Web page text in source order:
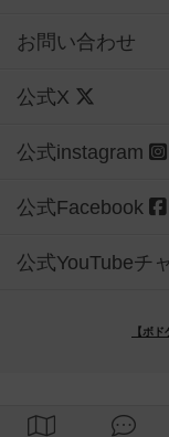
お問い合わせ
公式X
公式instagram
公式Facebook
公式YouTubeチ
【ボ